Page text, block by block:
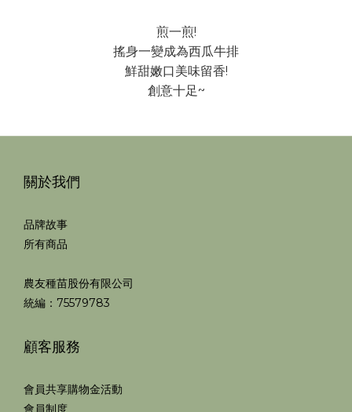
煎一煎!
搖身一變成為西瓜牛排
鮮甜嫩口美味留香!
創意十足~
關於我們
品牌故事
所有商品
農友種苗股份有限公司
統編：75579783
顧客服務
會員共享購物金活動
會員制度